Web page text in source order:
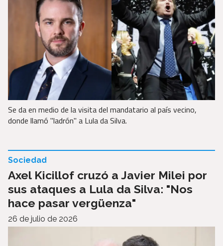
Se da en medio de la visita del mandatario al país vecino,
donde llamó "ladrón" a Lula da Silva.
Axel Kicillof cruzó a Javier Milei por
sus ataques a Lula da Silva: "Nos
hace pasar vergüenza"
Sociedad
26 de julio de 2026